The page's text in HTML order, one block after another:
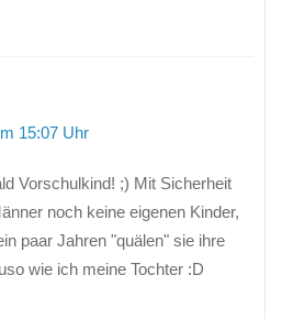
15:07 Uhr
Vorschulkind! ;) Mit Sicherheit
noch keine eigenen Kinder,
paar Jahren "quälen" sie ihre
wie ich meine Tochter :D